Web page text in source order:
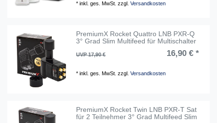
*inkl. ges. MwSt. zzgl.Versandkosten
PremiumX Rocket Quattro LNB PXR-Q
3° Grad Slim Multifeed für Multischalter
UVP 17,90 € 16,90 € *
*inkl. ges. MwSt. zzgl.Versandkosten
PremiumX Rocket Twin LNB PXR-T Sat
für 2 Teilnehmer 3° Grad Multifeed Slim